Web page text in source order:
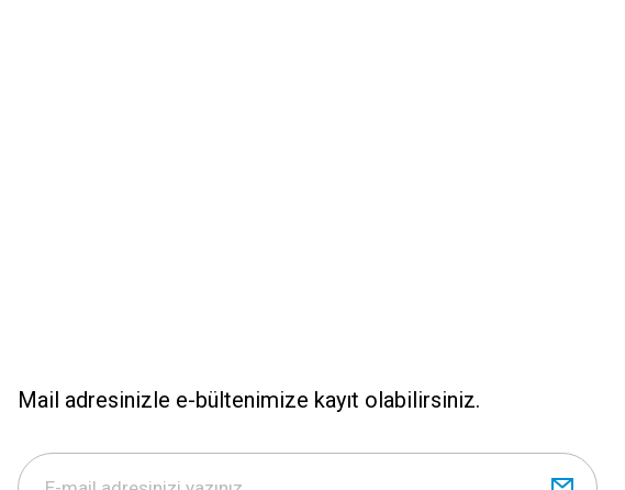
Mail adresinizle e-bültenimize kayıt olabilirsiniz.